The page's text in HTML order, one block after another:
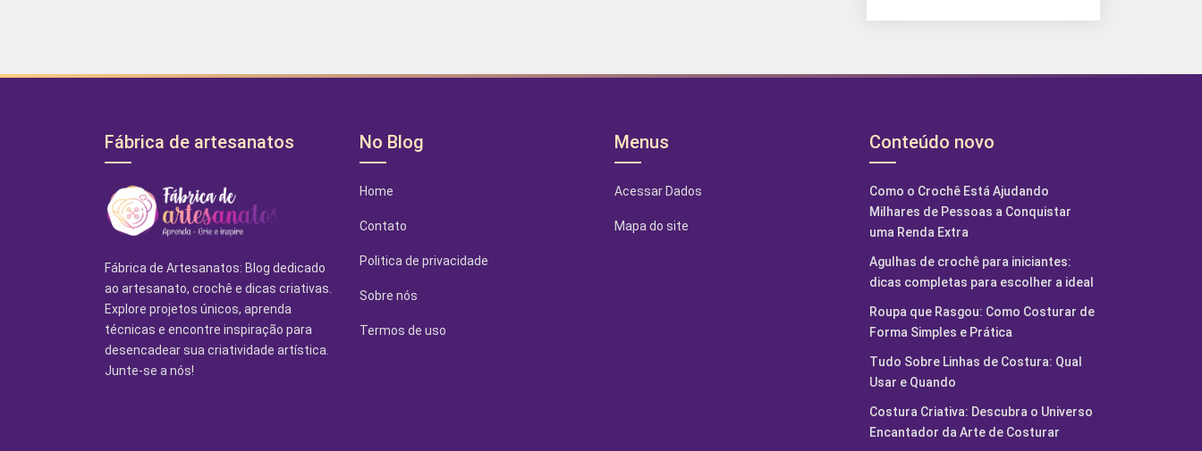
Fábrica de artesanatos
Fábrica de Artesanatos: Blog dedicado
ao artesanato, crochê e dicas criativas.
Explore projetos únicos, aprenda
técnicas e encontre inspiração para
desencadear sua criatividade artística.
Junte-se a nós!
No Blog
Home
Contato
Politica de privacidade
Sobre nós
Termos de uso
Menus
Acessar Dados
Mapa do site
Conteúdo novo
Como o Crochê Está Ajudando
Milhares de Pessoas a Conquistar
uma Renda Extra
Agulhas de crochê para iniciantes:
dicas completas para escolher a ideal
Roupa que Rasgou: Como Costurar de
Forma Simples e Prática
Tudo Sobre Linhas de Costura: Qual
Usar e Quando
Costura Criativa: Descubra o Universo
Encantador da Arte de Costurar